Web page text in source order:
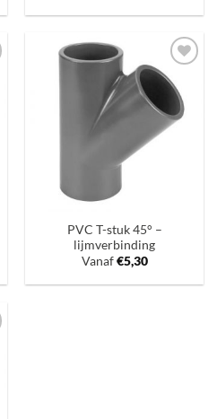
Toevoegen
aan
verlanglijst
PVC T-stuk 45° –
lijmverbinding
Vanaf€5,30